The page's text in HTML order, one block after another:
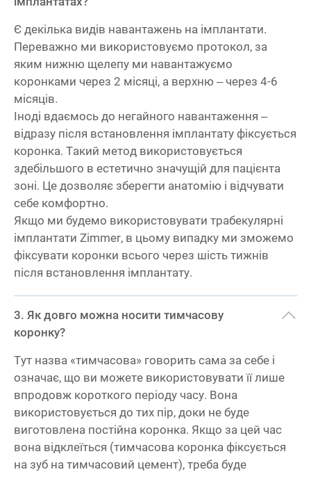
Є декілька видів навантажень на імплантати.
Переважно ми використовуємо протокол, за
яким нижню щелепу ми навантажуємо
коронками через 2 місяці, а верхню – через 4-6
місяців.
Іноді вдаємось до негайного навантаження –
відразу після встановлення імплантату фіксується
коронка. Такий метод використовується
здебільшого в естетично значущій для пацієнта
зоні. Це дозволяє зберегти анатомію і відчувати
себе комфортно.
Якщо ми будемо використовувати трабекулярні
імплантати Zimmer, в цьому випадку ми зможемо
фіксувати коронки всього через шість тижнів
після встановлення імплантату.
Як довго можна носити тимчасову
коронку?
Тут назва «тимчасова» говорить сама за себе і
означає, що ви можете використовувати її лише
впродовж короткого періоду часу. Вона
використовується до тих пір, доки не буде
виготовлена постійна коронка. Якщо за цей час
вона відклеїться (тимчасова коронка фіксується
на зуб на тимчасовий цемент), треба буде